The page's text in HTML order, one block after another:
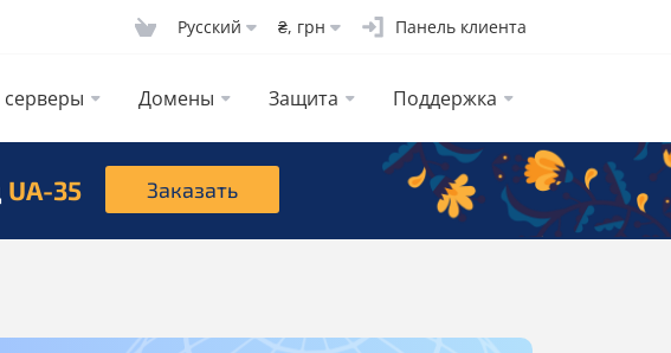
Русcкий ₴, грн Панель клиента
серверы Домены Защита Поддержка
UA-35 Заказать